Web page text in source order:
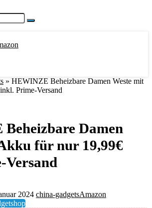
» HEWINZE Beheizbare Damen Weste mit
Prime-Versand
Damen
für nur 19,99€
2024 china-gadgetsAmazon